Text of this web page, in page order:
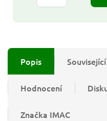
Popis
Hodnocení
Značka IMAC